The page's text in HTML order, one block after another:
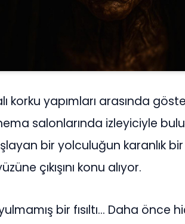
korku yapımları arasında
salonlarında izleyiciyle
bir yolculuğun karanlık
çıkışını konu alıyor.
bir fısıltı… Daha önce